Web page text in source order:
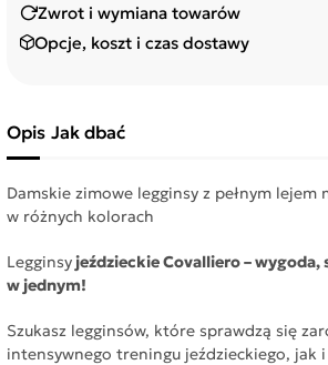
Zwrot i wymiana towarów
Opcje, koszt i czas dostawy
Opis Jak dbać
Damskie zimowe legginsy z pełnym lejem
w różnych kolorach
Legginsyjeździeckie Covalliero –
w jednym!
Szukasz legginsów, które sprawdzą się
intensywnego treningu jeździeckiego, jak